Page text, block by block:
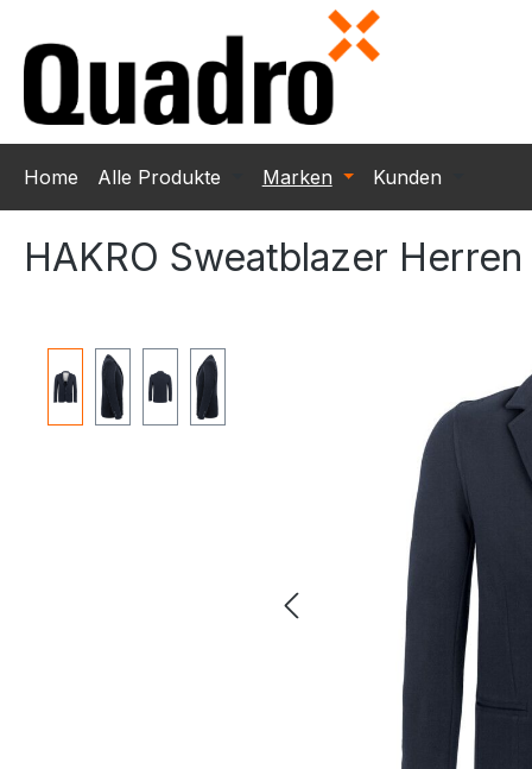
Home Alle Produkte Marken Kunden
HAKRO Sweatblazer
Bildergalerie überspringen